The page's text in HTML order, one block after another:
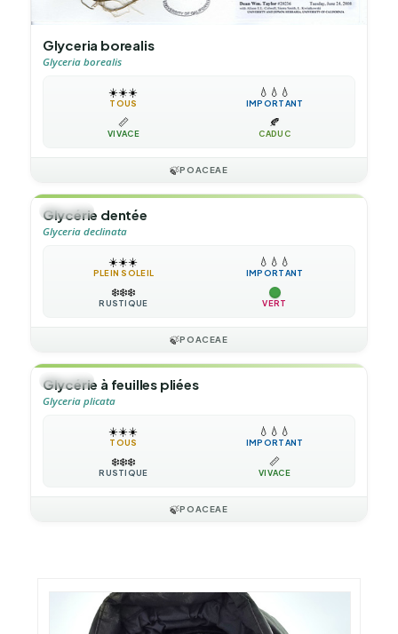
Glyceria borealis
Glyceria borealis
☀️☀️☀️
TOUS
💧 💧 💧
IMPORTANT
📏
VIVACE
🍂
CADUC
🍃POACEAE
🌿HERBE
Glycérie dentée
Glyceria declinata
☀️☀️☀️
PLEIN SOLEIL
💧 💧 💧
IMPORTANT
❄️❄️❄️
RUSTIQUE VERT
🍃POACEAE
🌿HERBE
Glycérie à feuilles pliées
Glyceria plicata
☀️☀️☀️
TOUS
💧 💧 💧
IMPORTANT
❄️❄️❄️
RUSTIQUE
📏
VIVACE
🍃POACEAE